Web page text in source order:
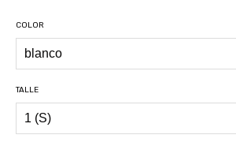
COLOR
TALLE